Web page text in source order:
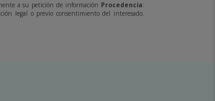
a su petición de información Procedencia:
legal o previo consentimiento del interesado.